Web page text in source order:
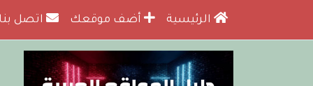
الرئيسية أضف موقعك اتصل بنا